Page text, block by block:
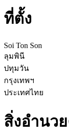
ที่ตั้ง
Soi Ton Son
ลุมพินี
ปทุมวัน
กรุงเทพฯ
ประเทศไทย
สิ่งอำนว